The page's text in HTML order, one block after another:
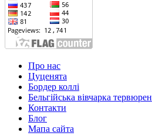
Про нас
Цуценята
Бордер коллі
Бельгійська вівчарка тервюрен
Контакти
Блог
Мапа сайта